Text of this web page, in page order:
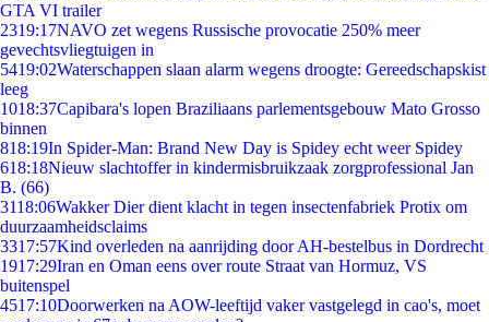
GTA VI trailer
2319:17NAVO zet wegens Russische provocatie 250% meer
gevechtsvliegtuigen in
5419:02Waterschappen slaan alarm wegens droogte: Gereedschapskist
leeg
1018:37Capibara's lopen Braziliaans parlementsgebouw Mato Grosso
binnen
818:19In Spider-Man: Brand New Day is Spidey echt weer Spidey
618:18Nieuw slachtoffer in kindermisbruikzaak zorgprofessional Jan
B. (66)
3118:06Wakker Dier dient klacht in tegen insectenfabriek Protix om
duurzaamheidsclaims
3317:57Kind overleden na aanrijding door AH-bestelbus in Dordrecht
1917:29Iran en Oman eens over route Straat van Hormuz, VS
buitenspel
4517:10Doorwerken na AOW-leeftijd vaker vastgelegd in cao's, moet